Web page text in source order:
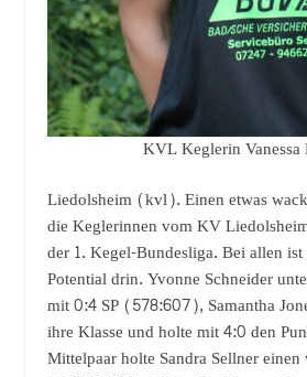
KVL Keglerin Vanessa
Liedolsheim (kvl). Einen etwas
die Keglerinnen vom KV
der 1. Kegel-Bundesliga. Bei allen
Potential drin. Yvonne Schneider
mit 0:4 SP (578:607), Samantha
ihre Klasse und holte mit 4:0 den
Mittelpaar holte Sandra Sellner